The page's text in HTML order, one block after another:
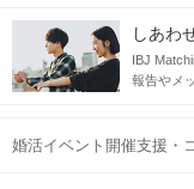
しあわ
IBJ
報告やメ
婚活イベント開催支援・